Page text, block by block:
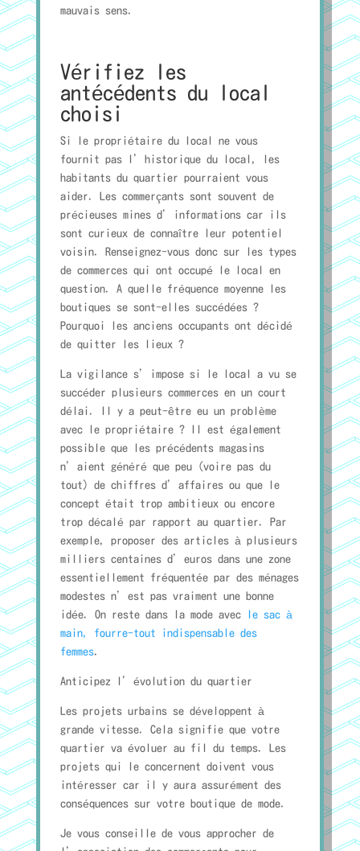
mauvais sens.
Vérifiez les
antécédents du local
choisi
Si le propriétaire du local ne vous
fournit pas l’historique du local, les
habitants du quartier pourraient vous
aider. Les commerçants sont souvent de
précieuses mines d’informations car ils
sont curieux de connaître leur potentiel
voisin. Renseignez-vous donc sur les types
de commerces qui ont occupé le local en
question. A quelle fréquence moyenne les
boutiques se sont-elles succédées ?
Pourquoi les anciens occupants ont décidé
de quitter les lieux ?
La vigilance s’impose si le local a vu se
succéder plusieurs commerces en un court
délai. Il y a peut-être eu un problème
avec le propriétaire ? Il est également
possible que les précédents magasins
n’aient généré que peu (voire pas du
tout) de chiffres d’affaires ou que le
concept était trop ambitieux ou encore
trop décalé par rapport au quartier. Par
exemple, proposer des articles à plusieurs
milliers centaines d’euros dans une zone
essentiellement fréquentée par des ménages
modestes n’est pas vraiment une bonne
idée. On reste dans la mode avec
le sac à
main, fourre-tout indispensable des
femmes.
Anticipez l’évolution du quartier
Les projets urbains se développent à
grande vitesse. Cela signifie que votre
quartier va évoluer au fil du temps. Les
projets qui le concernent doivent vous
intéresser car il y aura assurément des
conséquences sur votre boutique de mode.
Je vous conseille de vous approcher de